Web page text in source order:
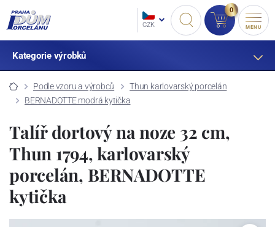
CZK
0
MENU
Kategorie výrobků
Podle vzoru a výrobců
Thun karlovarský porcelán
BERNADOTTE modrá kytička
Talíř dortový na noze 32 cm,
Thun 1794, karlovarský
porcelán, BERNADOTTE
kytička